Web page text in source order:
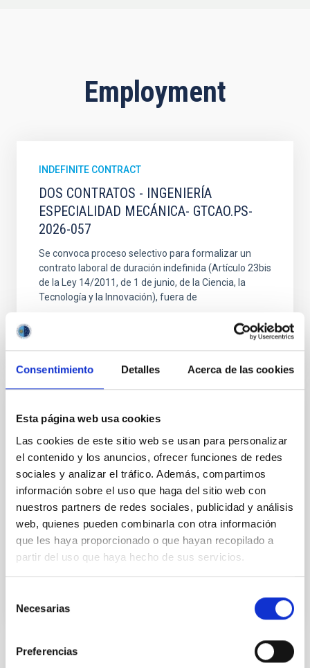
Consentimiento Detalles Acerca de las cookies
Esta página web usa cookies
Las cookies de este sitio web se usan para personalizar
el contenido y los anuncios, ofrecer funciones de redes
sociales y analizar el tráfico. Además, compartimos
información sobre el uso que haga del sitio web con
nuestros partners de redes sociales, publicidad y análisis
web, quienes pueden combinarla con otra información
que les haya proporcionado o que hayan recopilado a
partir del uso que haya hecho de sus servicios.
Necesarias
Preferencias
Employment
INDEFINITE CONTRACT
DOS CONTRATOS - INGENIERÍA
ESPECIALIDAD MECÁNICA- GTCAO.PS-
2026-057
Se convoca proceso selectivo para formalizar un
contrato laboral de duración indefinida (Artículo 23bis
de la Ley 14/2011, de 1 de junio, de la Ciencia, la
Tecnología y la Innovación), fuera de
PERMANENT (OPEN TO PUBLIC)
UN CONTRATO - TÉCNICO/A DE TALLER -
ESPECIALIDAD MECÁNICA- FIJO
LABORAL - PS-2026-032
Se convoca proceso selectivo para el ingreso, como
personal laboral fijo, de un puesto de trabajo con la
categoría profesional de Técnico/a de Taller, acogido
al Convenio y que tendrá, entre otras